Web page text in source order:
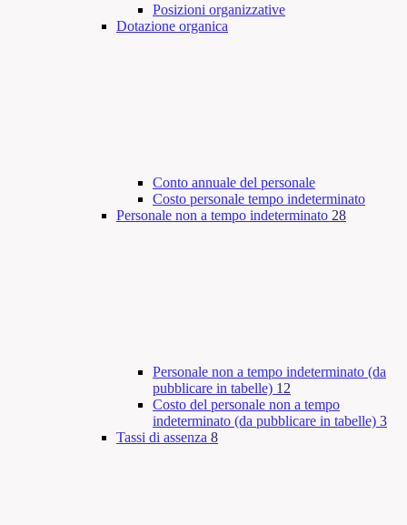
Posizioni organizzative
Dotazione organica
Conto annuale del personale
Costo personale tempo indeterminato
Personale non a tempo indeterminato 28
Personale non a tempo indeterminato (da
pubblicare in tabelle) 12
Costo del personale non a tempo
indeterminato (da pubblicare in tabelle) 3
Tassi di assenza 8